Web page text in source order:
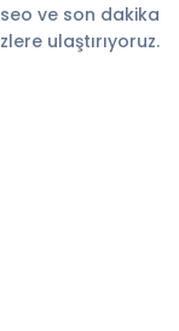
ve son dakika
ulaştırıyoruz.